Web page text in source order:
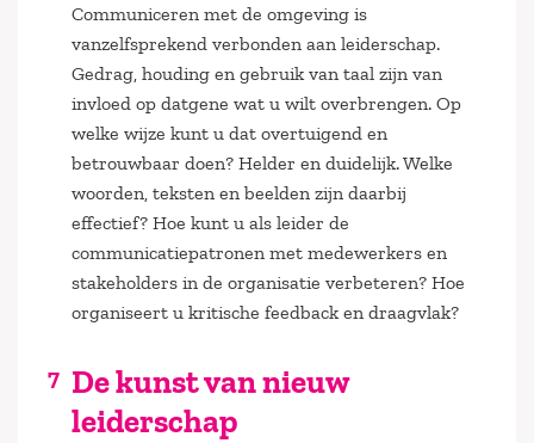
Communiceren met de omgeving is
vanzelfsprekend verbonden aan leiderschap.
Gedrag, houding en gebruik van taal zijn van
invloed op datgene wat u wilt overbrengen. Op
welke wijze kunt u dat overtuigend en
betrouwbaar doen? Helder en duidelijk. Welke
woorden, teksten en beelden zijn daarbij
effectief? Hoe kunt u als leider de
communicatiepatronen met medewerkers en
stakeholders in de organisatie verbeteren? Hoe
organiseert u kritische feedback en draagvlak?
De kunst van nieuw
leiderschap